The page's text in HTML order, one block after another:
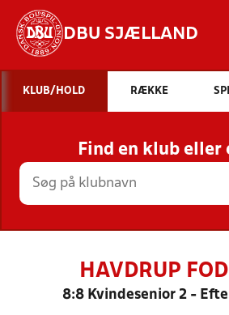
DBU SJÆLLAND
STILLINGER, RESULTATER,
HOLD
KLUB/HOLD RÆKKE
Find en klub eller
HAVDRUP
8:8 Kvindesenior 2 -